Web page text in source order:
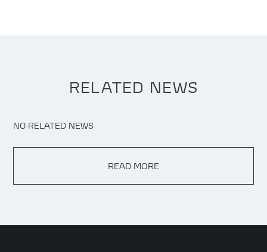
RELATED NEWS
NO RELATED NEWS
READ MORE